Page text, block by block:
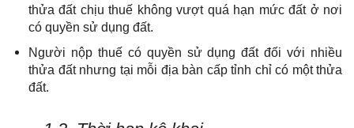
thửa đất chịu thuế không vượt quá hạn mức đất ở nơi
có quyền sử dụng đất.
Người nộp thuế có quyền sử dụng đất đối với nhiều
thửa đất nhưng tại mỗi địa bàn cấp tỉnh chỉ có một thửa
đất.